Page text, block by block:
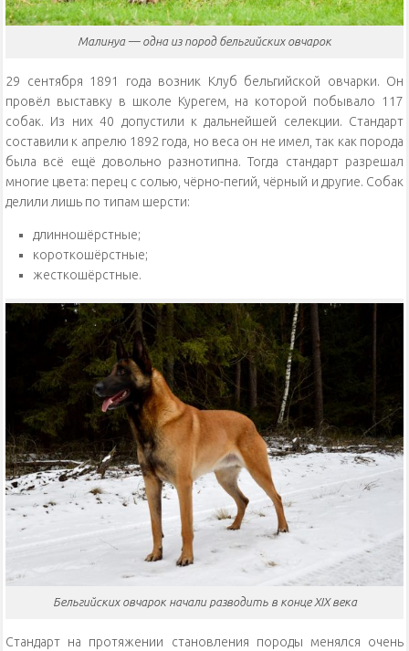
Малинуа — одна из пород бельгийских овчарок
29 сентября 1891 года возник Клуб бельгийской овчарки. Он
провёл выставку в школе Курегем, на которой побывало 117
собак. Из них 40 допустили к дальнейшей селекции. Стандарт
составили к апрелю 1892 года, но веса он не имел, так как порода
была всё ещё довольно разнотипна. Тогда стандарт разрешал
многие цвета: перец с солью, чёрно-пегий, чёрный и другие. Собак
делили лишь по типам шерсти:
длинношёрстные;
короткошёрстные;
жесткошёрстные.
Бельгийских овчарок начали разводить в конце XIX века
Стандарт на протяжении становления породы менялся очень